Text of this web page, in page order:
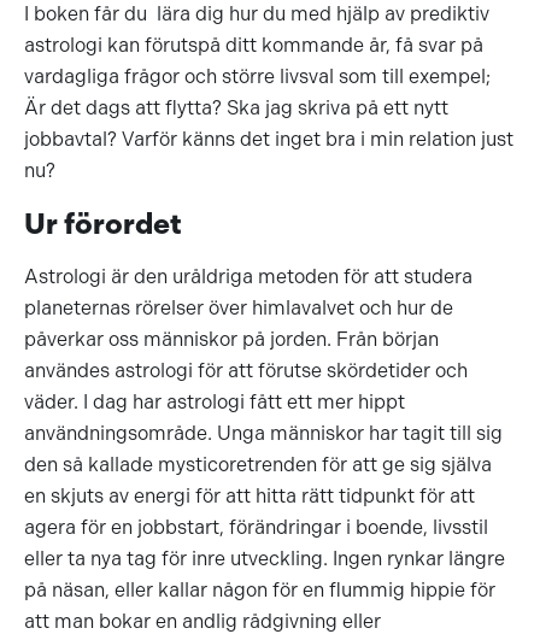
I boken får du lära dig hur du med hjälp av prediktiv
astrologi kan förutspå ditt kommande år, få svar på
vardagliga frågor och större livsval som till exempel;
Är det dags att flytta? Ska jag skriva på ett nytt
jobbavtal? Varför känns det inget bra i min relation just
nu?
Ur förordet
Astrologi är den uråldriga metoden för att studera
planeternas rörelser över himlavalvet och hur de
påverkar oss människor på jorden. Från början
användes astrologi för att förutse skördetider och
väder. I dag har astrologi fått ett mer hippt
användningsområde. Unga människor har tagit till sig
den så kallade mysticoretrenden för att ge sig själva
en skjuts av energi för att hitta rätt tidpunkt för att
agera för en jobbstart, förändringar i boende, livsstil
eller ta nya tag för inre utveckling. Ingen rynkar längre
på näsan, eller kallar någon för en flummig hippie för
att man bokar en andlig rådgivning eller